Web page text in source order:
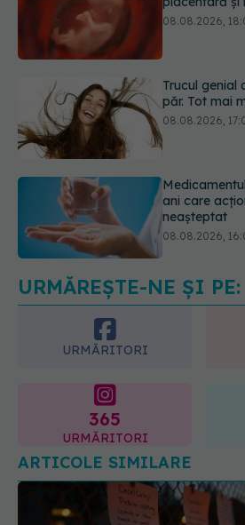
Trucul genial
păr. Tot mai
ani care
Transpirații
care poate
serioase de
URMĂREȘTE-NE ȘI PE:
URMĂRITORI
365
URMĂRITORI
ARTICOLE SIMILARE